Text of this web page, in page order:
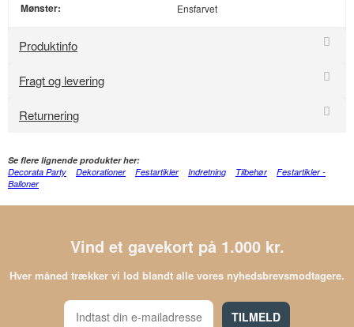
Mønster: Ensfarvet
Produktinfo
Fragt og levering
Returnering
Se flere lignende produkter her:
Decorata Party
Dekorationer Festartikler Indretning Tilbehør
Festartikler -
Balloner
Vind et gavekort på 1.000 kr.
Hver måned trækker vi lod blandt alle vores nyhedsbrevsmodtagere.
TILMELD